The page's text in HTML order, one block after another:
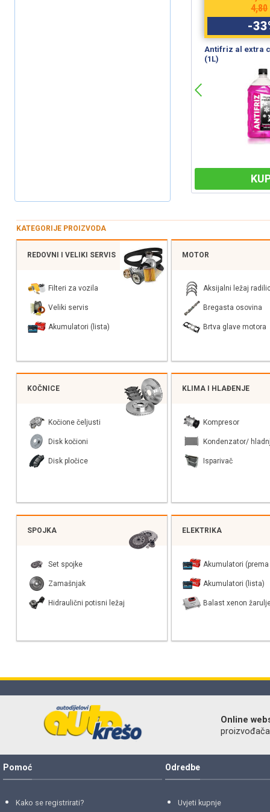
4,80
-33
Antifriz al extra
(1L)
KATEGORIJE PROIZVODA
REDOVNI I VELIKI SERVIS
Filteri za vozila
Veliki servis
Akumulatori (lista)
MOTOR
Aksijalni ležaj
Bregasta osovina
Brtva glave motora
KOČNICE
Kočione čeljusti
Disk kočioni
Disk pločice
KLIMA I HLAĐENJE
Kompresor
Kondenzator/
Isparivač
SPOJKA
Set spojke
Zamašnjak
Hidraulični potisni ležaj
ELEKTRIKA
Akumulatori
Akumulatori (lista)
Balast xenon
Online
Pomoć
Kako se registrirati?
Odredbe
Uvjeti kupnje